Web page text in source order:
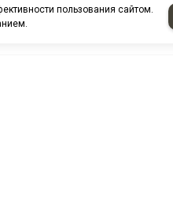
пользования сайтом.